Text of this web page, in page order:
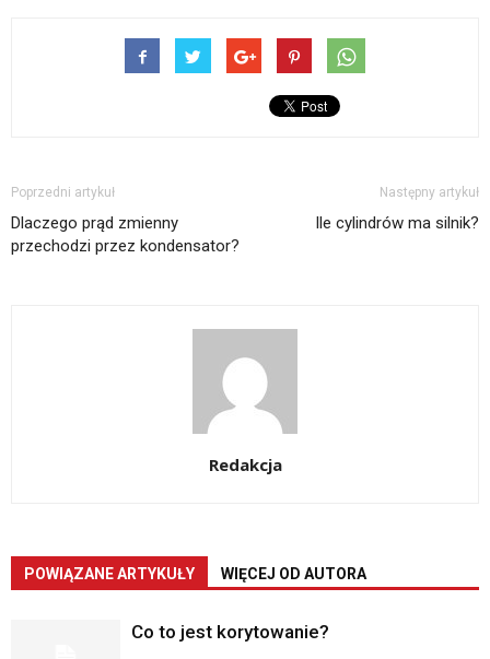
Poprzedni artykuł
Dlaczego prąd zmienny
przechodzi przez kondensator?
Następny artykuł
Ile cylindrów ma silnik?
Redakcja
POWIĄZANE ARTYKUŁY WIĘCEJ OD AUTORA
Co to jest korytowanie?